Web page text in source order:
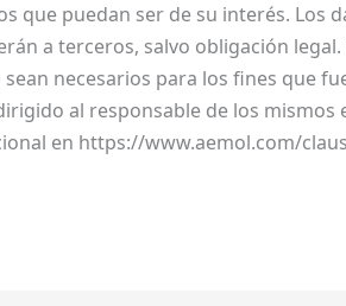
que puedan ser de su interés.
a terceros, salvo obligación
necesarios para los fines que
al responsable de los
en https://www.aemol.com/